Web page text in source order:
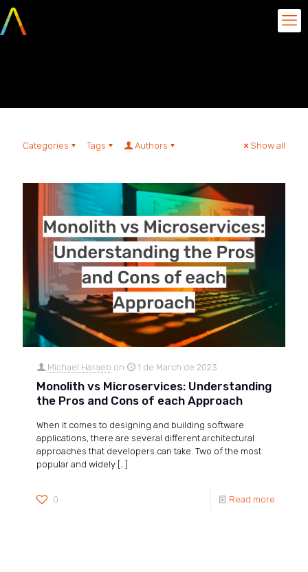
Categories Tags Authors Show all
Michael Haraeb on 1 de March de 2023
Monolith vs Microservices: Understanding
the Pros and Cons of each Approach
When it comes to designing and building software
applications, there are several different architectural
approaches that developers can take. Two of the most
popular and widely […]
0 Read more